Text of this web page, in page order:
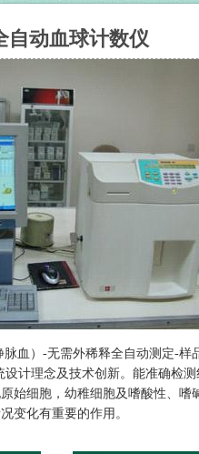
自动血球计数仪
02 来源：西安白癜风医学研究院
血）-无需外稀释全自动测定-样
计理念及技术创新。能准确检
始细胞，幼稚细胞及嗜酸性、嗜
变化有重要的作用。